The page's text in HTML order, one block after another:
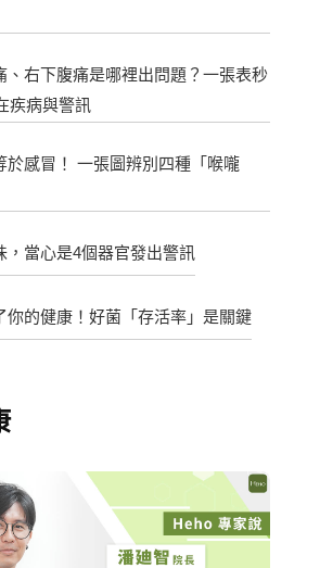
、右下腹痛是哪裡出問題？一張表秒
疾病與警訊
於感冒！ 一張圖辨別四種「喉嚨
，當心是4個器官發出警訊
你的健康！好菌「存活率」是關鍵